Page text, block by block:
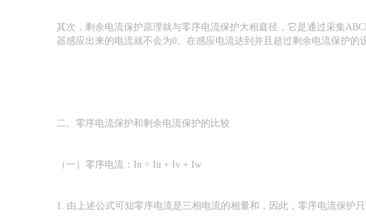
其次，剩余电流保护原理就与零序电流保护大相庭径，它是通过采集
器感应出来的电流就不会为0。在感应电流达到并且超过剩余电流保护的
二、零序电流保护和剩余电流保护的比较
（一）零序电流：In = Iu + Iv + Iw
1. 由上述公式可知零序电流是三相电流的相量和，因此，零序电流保护